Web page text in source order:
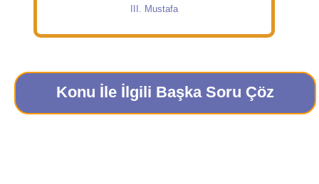
III. Mustafa
Konu İle İlgili Başka Soru Çöz